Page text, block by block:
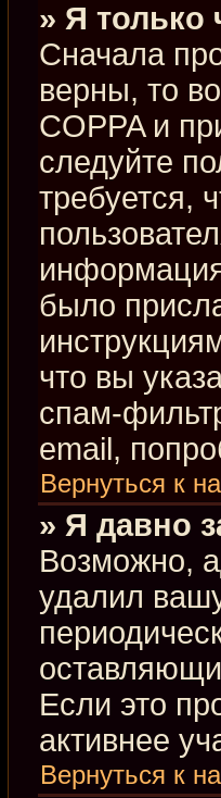
» Я только
Сначала
верны, то
COPPA и
следуйте
требуется,
было
что вы
спам-
email,
Вернуться к
» Я давно
Возможно,
удалил
Если это
активнее
Вернуться к